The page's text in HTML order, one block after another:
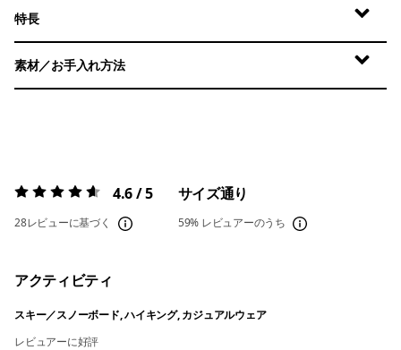
特長
素材／お手入れ方法
評価:4.6 / 5 4.6 / 5
28レビューに基づく
サイズ通り
59% レビュアーのうち
アクティビティ
スキー／スノーボード, ハイキング, カジュアルウェア
レビュアーに好評